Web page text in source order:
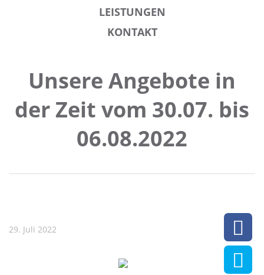
LEISTUNGEN
KONTAKT
Unsere Angebote in
der Zeit vom 30.07. bis
06.08.2022
29. Juli 2022